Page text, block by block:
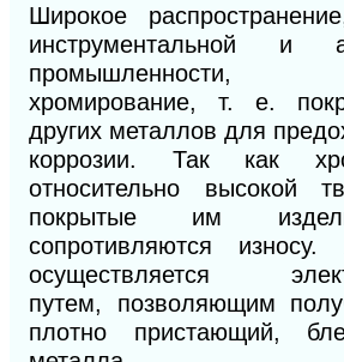
Широкое
инструментальной и
промышленности,
хромирование, т. е.
других металлов для
коррозии. Так как
относительно высокой
покрытые им
сопротивляются износу.
осуществляется
путем, позволяющим
плотно пристающий,